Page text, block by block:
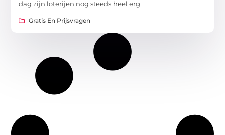
dag zijn loterijen nog steeds heel erg
Gratis En Prijsvragen